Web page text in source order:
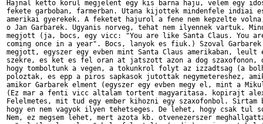
Hajnal ketto korul megjelent egy kis barna haju, velem egy
fekete garboban, farmerban. Utana kijottek mindenfele indiai
amerikai gyerekek. A feketet hajurol a fene nem kepzelte
o Jan Garbarek. Ugyanis norveg, tehat nem ilyennek vartuk.
megjott (ja, bocs, egy vicc: "You are like Santa Claus. You
coming once in a year". Bocs, lanyok es fiuk.) Szoval Garbarek
megjott, egyszer egy evben mint Santa Claus amerikaban, leult
szekre, es ket es fel oran at jatszott azon a dog szaxofonon,
hogy tomboltunk a vegen, a tokunkrol folyt az izzadtsag (a
poloztak, es epp a piros sapkasok jutottak negymetereshez,
amikor Garbarek elment (egyszer egy evben megy el, mint a
(Ez mar a fenti vicc altalam tortent magyaritasa. kopirajt
Felelmetes, mit tud egy ember kihozni egy szaxofonbol. Sirtam
hogy en nem vagyok ilyen tehetseges. De lehet, hogy csak
Nem, ez megsem lehet, mert azota kb. otvenezerszer